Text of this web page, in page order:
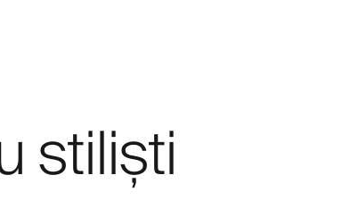
stiliști